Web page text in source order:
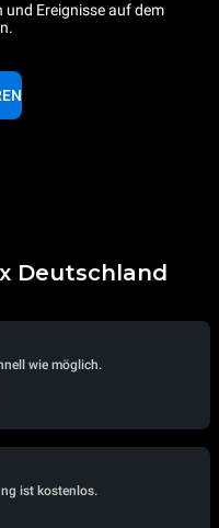
und Ereignisse auf dem
Deutschland
wie möglich.
ist kostenlos.